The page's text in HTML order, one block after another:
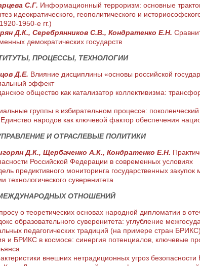
С.Г. Информационный терроризм: основные
идеократического, геополитического и
1950-е гг.)
Д.К., Серебрянников С.В., Кондратенко Е.Н.
демократических государств
ПРОЦЕССЫ, ТЕХНОЛОГИИ
Д.Е. Влияние дисциплины «основы российской
эффект
общество как катализатор коллективизма:
группы в избирательном процессе: поколенческий
Единство народов как ключевой фактор обеспечения
И ОТРАСЛЕВЫЕ ПОЛИТИКИ
Д.К., Щербаченко А.К., Кондратенко Е.Н.
Российской Федерации в современных условиях
предиктивного мониторинга государственных закупок
технологического суверенитета
ОТНОШЕНИЙ
о теоретических основах народной дипломатии в
образовательного суверенитета: углубление
педагогических традиций (на примере стран БРИКС)
и БРИКС в космосе: синергия потенциалов, ключевые
внешних нетрадиционных угроз безопасности